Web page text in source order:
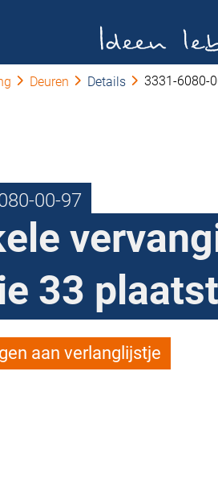
Deuren Details 3331-6080-
00-97
33
aan verlanglijstje